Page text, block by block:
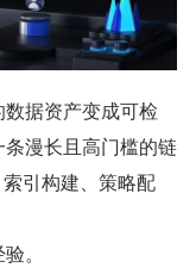
据资产变成可检
漫长且高门槛的链
引构建、策略配
。